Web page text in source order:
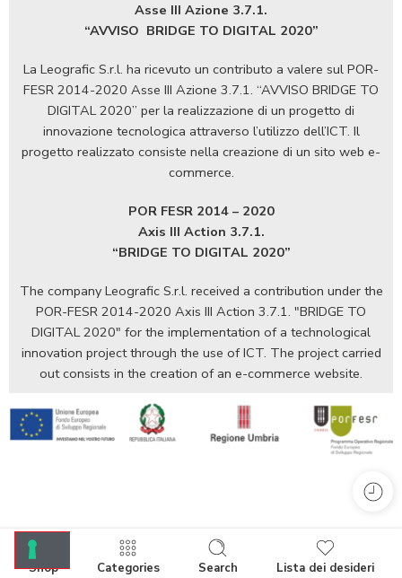
Asse III Azione 3.7.1.
“AVVISO BRIDGE TO DIGITAL 2020”
La Leografic S.r.l. ha ricevuto un contributo a valere sul POR-
FESR 2014-2020 Asse III Azione 3.7.1. “AVVISO BRIDGE TO
DIGITAL 2020” per la realizzazione di un progetto di
innovazione tecnologica attraverso l’utilizzo dell’ICT. Il
progetto realizzato consiste nella creazione di un sito web e-
commerce.
POR FESR 2014 – 2020
Axis III Action 3.7.1.
“BRIDGE TO DIGITAL 2020”
The company Leografic S.r.l. received a contribution under the
POR-FESR 2014-2020 Axis III Action 3.7.1. "BRIDGE TO
DIGITAL 2020" for the implementation of a technological
innovation project through the use of ICT. The project carried
out consists in the creation of an e-commerce website.
Shop Categories Search Lista dei desideri